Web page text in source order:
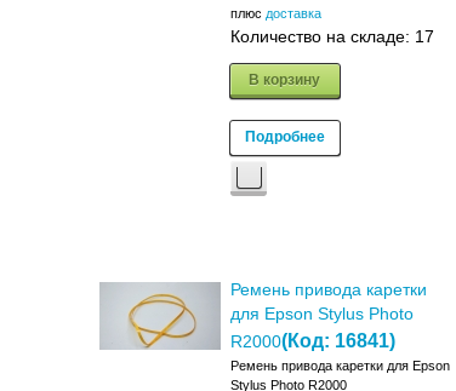
плюс доставка
Количество на складе: 17
В корзину
Подробнее
Ремень привода каретки
для Epson Stylus Photo
R2000(Код: 16841)
Ремень привода каретки для Epson
Stylus Photo R2000